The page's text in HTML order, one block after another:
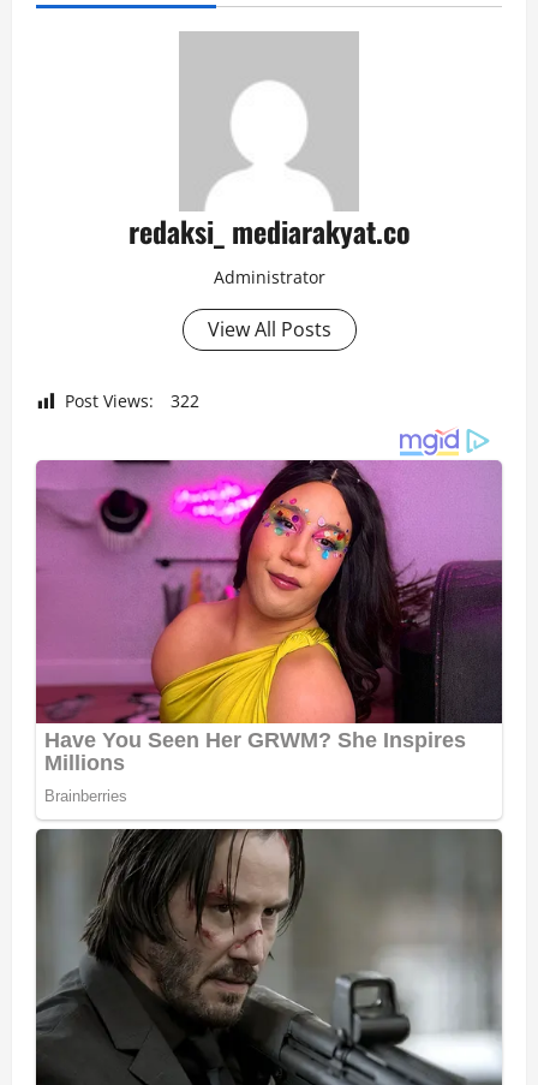
redaksi_ mediarakyat.co
Administrator
View All Posts
Post Views: 322